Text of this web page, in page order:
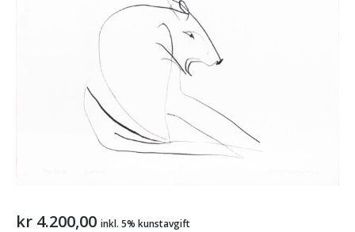
kr 4.200,00 inkl. 5% kunstavgift